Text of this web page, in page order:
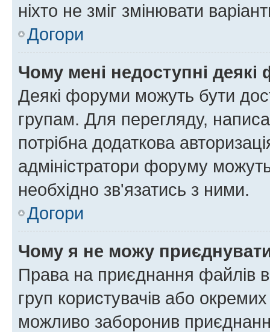
ніхто не зміг змінювати
Догори
Чому мені недоступні
Деякі форуми можуть бути
групам. Для перегляду,
потрібна додаткова
адміністратори форуму
необхідно зв'язатись з ними.
Догори
Чому я не можу
Права на приєднання файлів
груп користувачів або
можливо заборонив